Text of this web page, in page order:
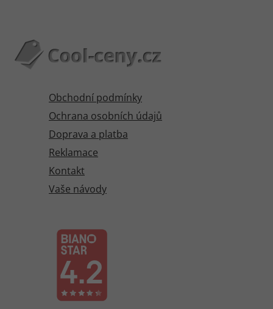
Obchodní podmínky
Ochrana osobních údajů
Doprava a platba
Reklamace
Kontakt
Vaše návody